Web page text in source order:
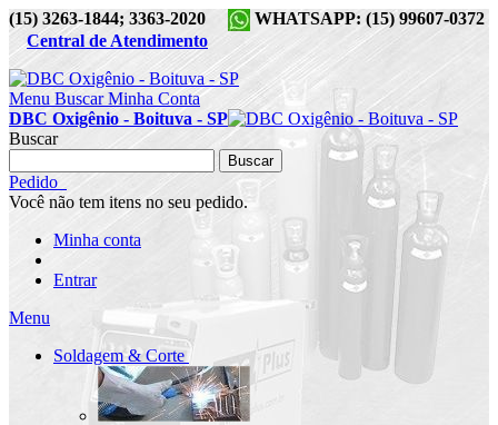
(15) 3263-1844; 3363-2020
WHATSAPP: (15) 99607-0372
Central de Atendimento
Menu Buscar Minha Conta
DBC Oxigênio - Boituva - SP
Buscar
Buscar
Pedido
Você não tem itens no seu pedido.
Minha conta
Entrar
Menu
Soldagem & Corte